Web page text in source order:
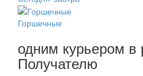
Горшечные
одним курьером в
Получателю